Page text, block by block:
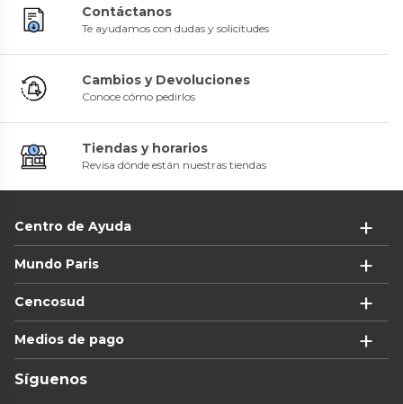
Contáctanos
Te ayudamos con dudas y solicitudes
Cambios y Devoluciones
Conoce cómo pedirlos
Tiendas y horarios
Revisa dónde están nuestras tiendas
Centro de Ayuda
Mundo Paris
Cencosud
Medios de pago
Síguenos